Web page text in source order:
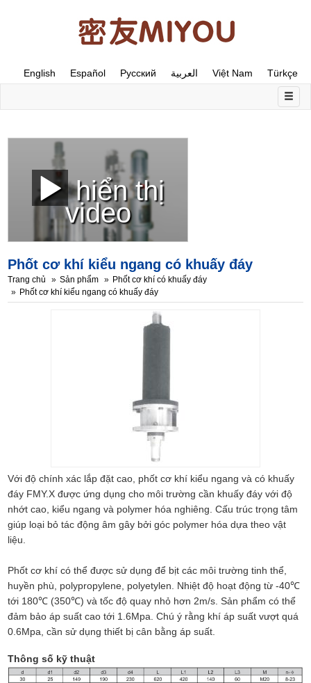
English Español Русский العربية Việt Nam Türkçe
hiển thị
video
Phốt cơ khí kiểu ngang có khuấy đáy
Trang chủ Sản phẩm
Phốt cơ khí có khuấy đáy
Phốt cơ khí kiểu ngang có khuấy đáy
Với độ chính xác lắp đặt cao, phốt cơ khí kiểu ngang và có khuấy
đáy FMY.X được ứng dụng cho môi trường cần khuấy đáy với độ
nhớt cao, kiểu ngang và polymer hóa nghiêng. Cấu trúc trọng tâm
giúp loại bỏ tác động âm gây bởi góc polymer hóa dựa theo vật
liệu.
Phốt cơ khí có thể được sử dụng để bịt các môi trường tinh thể,
huyền phù, polypropylene, polyetylen. Nhiệt độ hoạt động từ -40℃
tới 180℃ (350℃) và tốc độ quay nhỏ hơn 2m/s. Sản phẩm có thể
đảm bảo áp suất cao tới 1.6Mpa. Chú ý rằng khí áp suất vượt quá
0.6Mpa, cần sử dụng thiết bị cân bằng áp suất.
Thông số kỹ thuật